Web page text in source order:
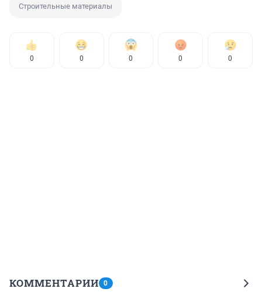
Строительные материалы
0 0 0 0 0
КОММЕНТАРИИ 0